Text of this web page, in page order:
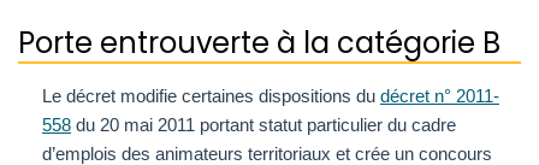
Porte entrouverte à la catégorie B
Le décret modifie certaines dispositions du décret n° 2011-
558 du 20 mai 2011 portant statut particulier du cadre
d’emplois des animateurs territoriaux et crée un concours